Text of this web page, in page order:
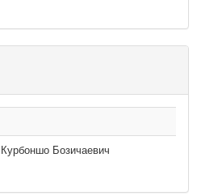
Бозичаевич